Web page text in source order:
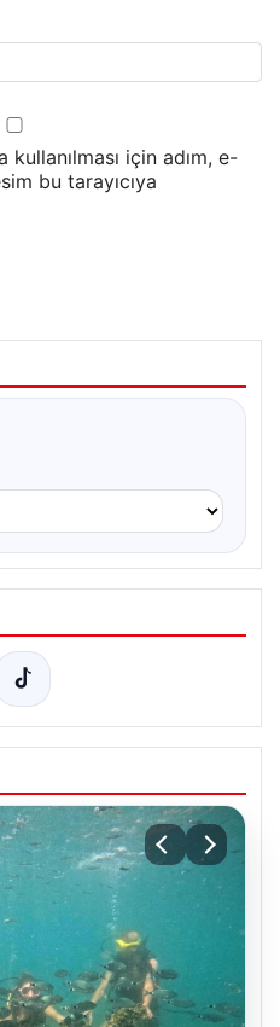
için adım, e-
bu tarayıcıya